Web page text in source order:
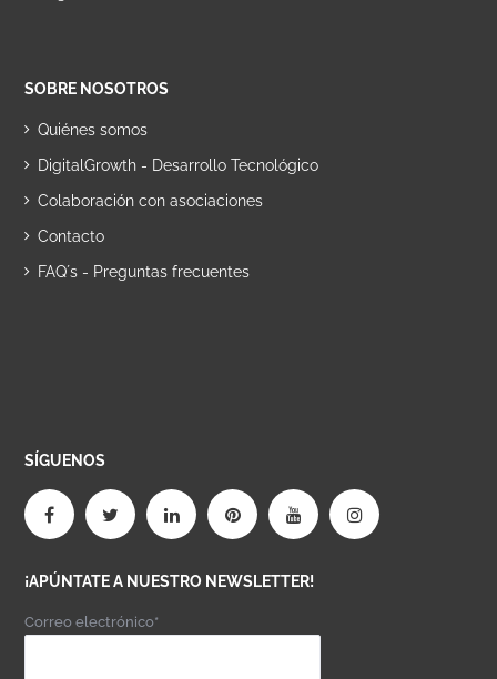
SOBRE NOSOTROS
Quiénes somos
DigitalGrowth - Desarrollo Tecnológico
Colaboración con asociaciones
Contacto
FAQ´s - Preguntas frecuentes
SÍGUENOS
¡APÚNTATE A NUESTRO NEWSLETTER!
Correo electrónico*